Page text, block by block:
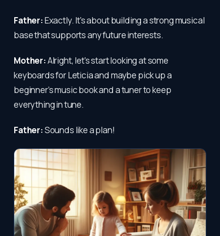
Father:Exactly. It's about building a strong musical
base that supports any future interests.
Mother:Alright, let's start looking at some
keyboards for Leticia and maybe pick up a
beginner’s music book and a tuner to keep
everything in tune.
Father:Sounds like a plan!